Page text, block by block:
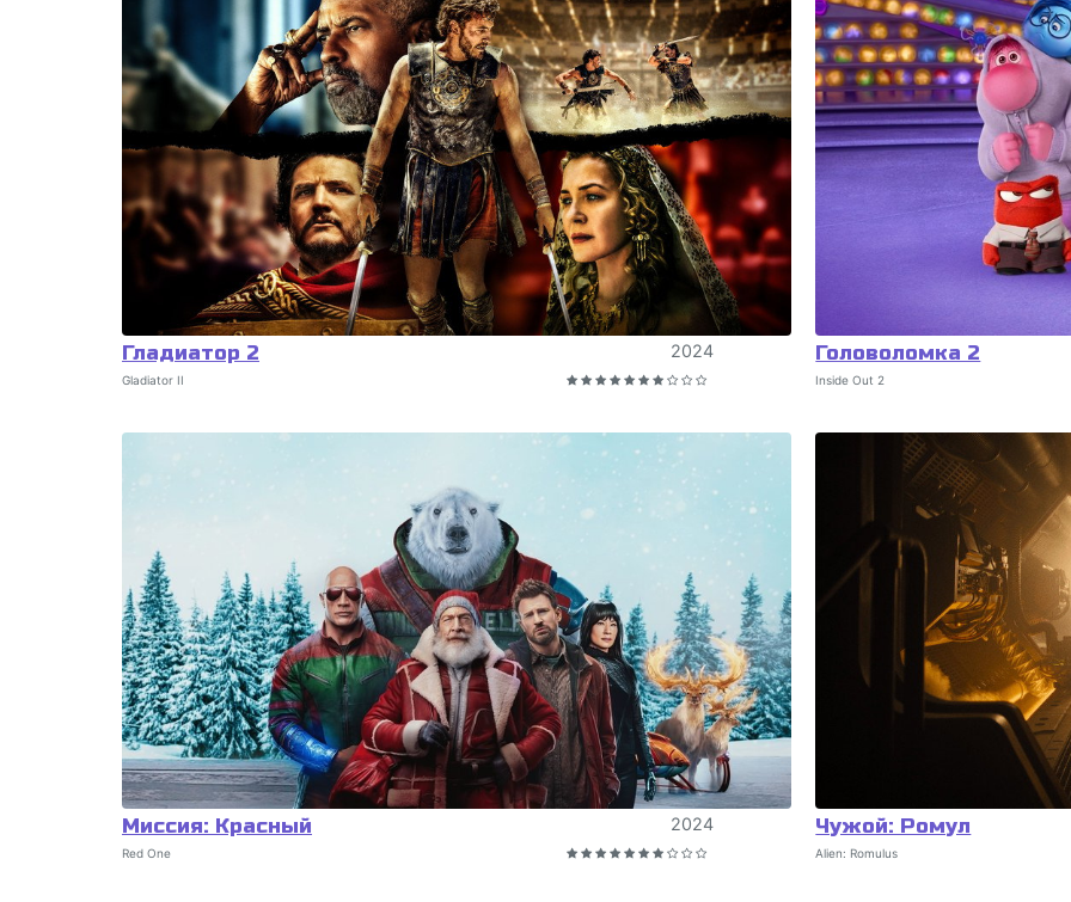
Гладиатор 2 2024
Gladiator II
Головоломка 2
Inside Out 2
Миссия: Красный 2024
Red One
Чужой: Ромул
Alien: Romulus